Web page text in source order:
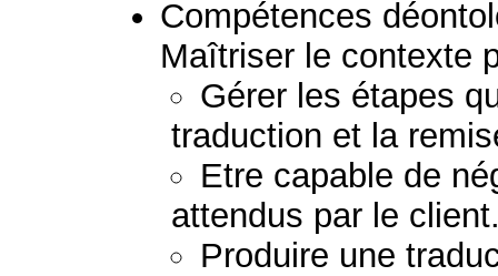
Compétences
Maîtriser le contexte
Gérer les étapes
traduction et la
Etre capable de
attendus par le
Produire une